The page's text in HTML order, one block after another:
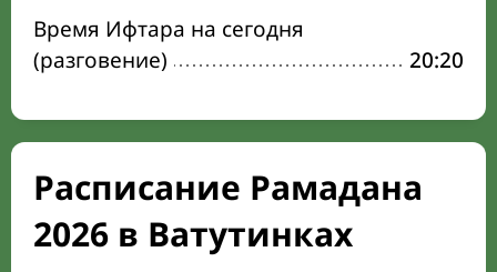
Время Ифтара на сегодня
(разговение)
20:20
Расписание Рамадана
2026 в Ватутинках